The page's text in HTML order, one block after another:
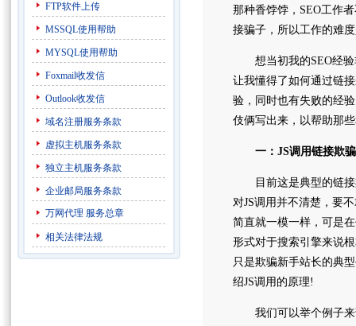
FTP软件上传
MSSQL使用帮助
MYSQL使用帮助
Foxmail收发信
Outlook收发信
域名注册服务条款
虚拟主机服务条款
独立主机服务条款
企业邮局服务条款
万网代理 服务总章
相关法律法规
那种香饽饽，SEO工作
接骗子，所以工作的难
想当初我的SEO经验
让我懂得了如何通过链
验，同时也有失败的经
伎俩写出来，以帮助那
一：JS调用链接欺
目前这是典型的链接
对JS调用并不清楚，要
简直就一模一样，可是
形式对于搜索引擎来说
只是欺骗新手站长的典
绍JS调用的原理!
我们可以举个例子来